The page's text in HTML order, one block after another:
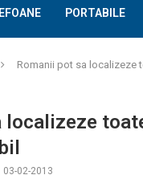
PORTABILE
Romanii pot sa localizeze
localizeze
03-02-2013